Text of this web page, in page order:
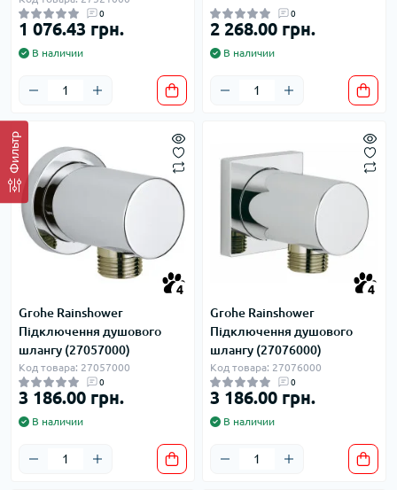
Фильтр
0
1 076.43 грн.
В наличии
0
2 268.00 грн.
В наличии
4
Grohe Rainshower
Підключення душового
шлангу (27057000)
Код товара: 27057000
0
3 186.00 грн.
В наличии
4
Grohe Rainshower
Підключення душового
шлангу (27076000)
Код товара: 27076000
0
3 186.00 грн.
В наличии